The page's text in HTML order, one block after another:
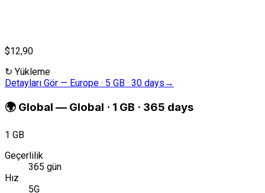
$12,90
↻ Yükleme
Detayları Gör — Europe · 5 GB · 30 days →
🌍 Global — Global · 1 GB · 365 days
1 GB
Geçerlilik
365 gün
Hız
5G